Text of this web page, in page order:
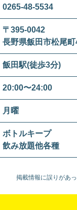
0265-48-5534
〒395-0042
長野県飯田市松尾
飯田駅(徒歩3分)
20:00〜24:00
月曜
ボトルキープ
飲み放題他各種
掲載情報に誤りがあ